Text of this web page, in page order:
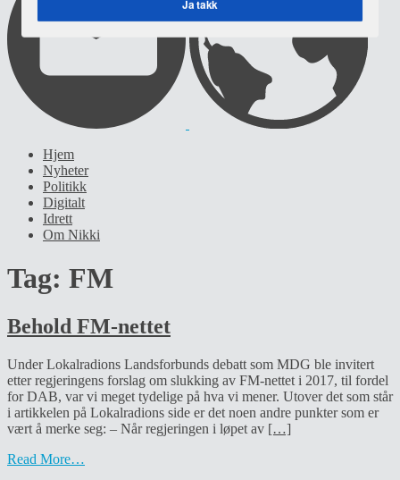
Hjem
Nyheter
Politikk
Digitalt
Idrett
Om Nikki
Tag: FM
Behold FM-nettet
Under Lokalradions Landsforbunds debatt som MDG ble invitert
etter regjeringens forslag om slukking av FM-nettet i 2017, til fordel
for DAB, var vi meget tydelige på hva vi mener. Utover det som står
i artikkelen på Lokalradions side er det noen andre punkter som er
vært å merke seg: – Når regjeringen i løpet av […]
Read More…
Ja takk
POWERED BY